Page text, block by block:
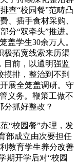
查“校园餐”范畴凸
、插手食材采购、
分“双牵头”推进。
盖学生30余万人。
拓宽线索来历渠
目前，以通明强监
摸排，整治到不到
展全笼盖调研。守
义务。鞭策工做不
分抓好整改？
“校园餐”办理，发
部成立由次要担任
教育学生养分改善
期开学后对“校园